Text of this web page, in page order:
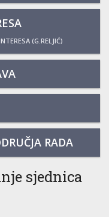
(G.RELJIĆ)
RADA
sjednica